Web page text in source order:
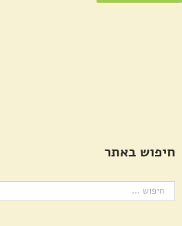
חיפוש באתר
חיפוש...